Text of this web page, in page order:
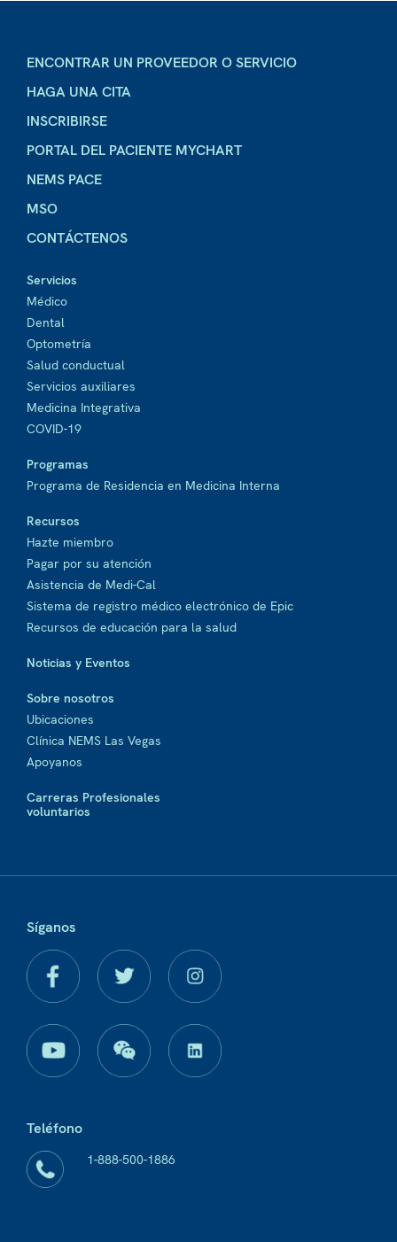
ENCONTRAR UN PROVEEDOR O SERVICIO
HAGA UNA CITA
INSCRIBIRSE
PORTAL DEL PACIENTE MYCHART
NEMS PACE
MSO
CONTÁCTENOS
Servicios
Médico
Dental
Optometría
Salud conductual
Servicios auxiliares
Medicina Integrativa
COVID-19
Programas
Programa de Residencia en Medicina Interna
Recursos
Hazte miembro
Pagar por su atención
Asistencia de Medi-Cal
Sistema de registro médico electrónico de Epic
Recursos de educación para la salud
Noticias y Eventos
Sobre nosotros
Ubicaciones
Clínica NEMS Las Vegas
Apoyanos
Carreras Profesionales
voluntarios
Síganos
Teléfono
1-888-500-1886